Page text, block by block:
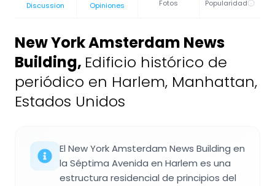
Discussion Opiniones Fotos Popularidad
New York Amsterdam News
Building, Edificio histórico de
periódico en Harlem, Manhattan,
Estados Unidos
El New York Amsterdam News Building en
la Séptima Avenida en Harlem es una
estructura residencial de principios del